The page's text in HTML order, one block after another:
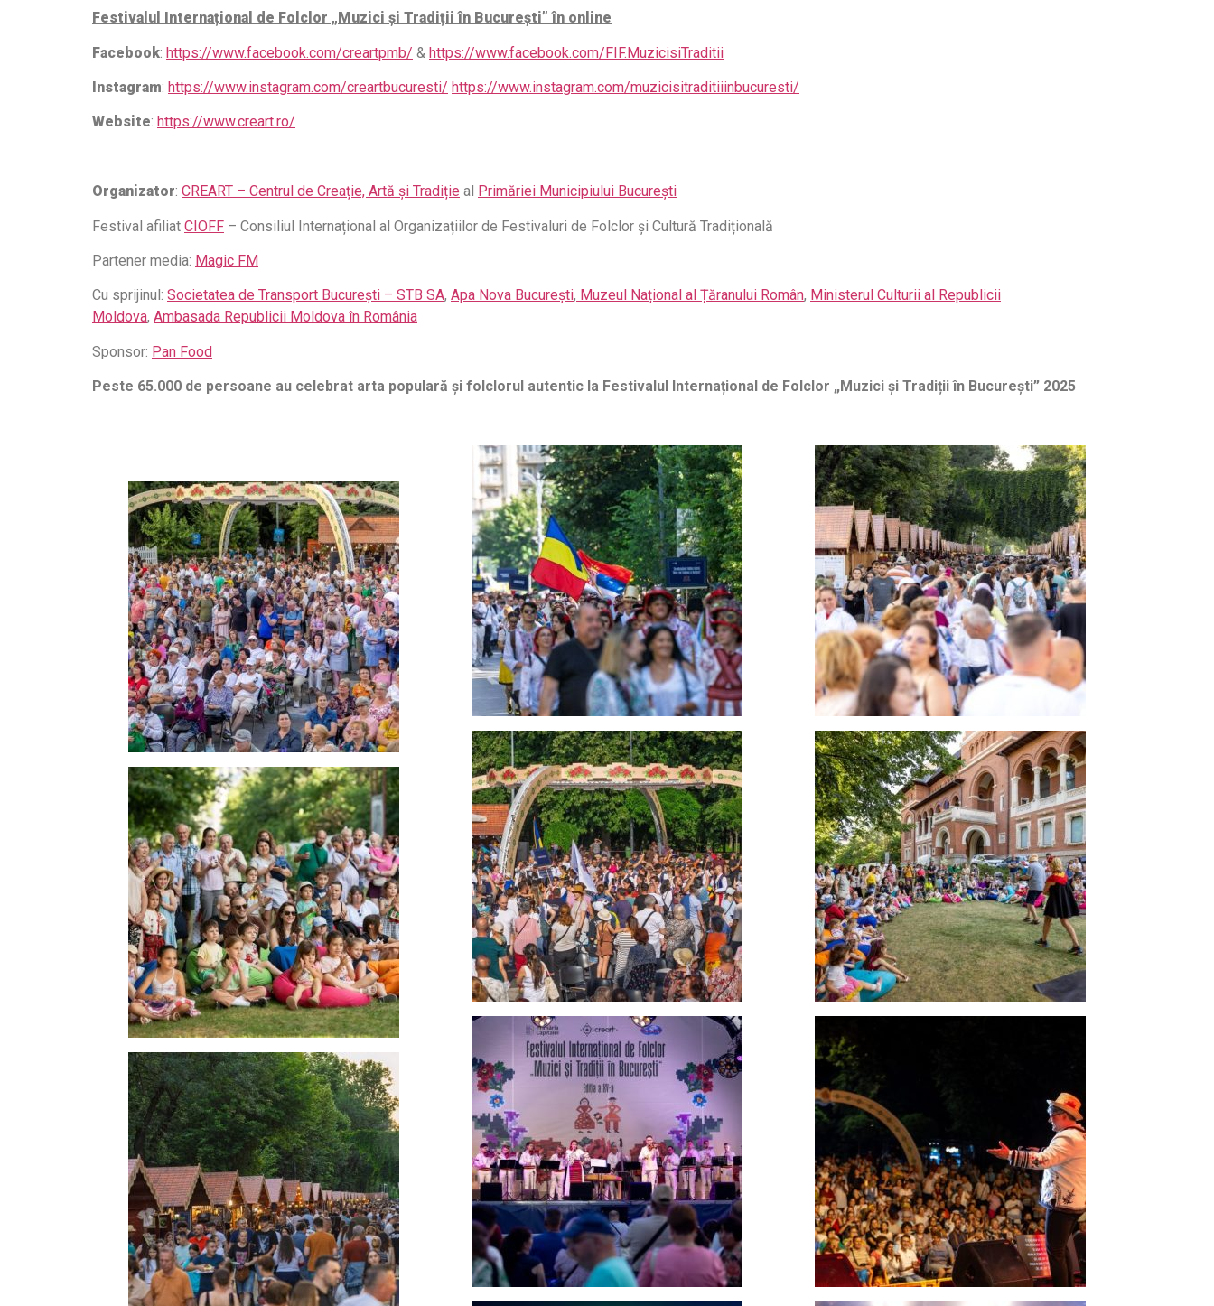
Festivalul Internațional de Folclor „Muzici și Tradiții în București” în online
Facebook: https://www.facebook.com/creartpmb/ & https://www.facebook.com/FIF.MuzicisiTraditii
Instagram: https://www.instagram.com/creartbucuresti/ https://www.instagram.com/muzicisitraditiiinbucuresti/
Website: https://www.creart.ro/
Organizator: CREART – Centrul de Creație, Artă și Tradiție al Primăriei Municipiului București
Festival afiliat CIOFF – Consiliul Internațional al Organizațiilor de Festivaluri de Folclor și Cultură Tradițională
Partener media: Magic FM
Cu sprijinul: Societatea de Transport București – STB SA, Apa Nova București, Muzeul Național al Țăranului Român, Ministerul Culturii al Republicii
Moldova, Ambasada Republicii Moldova în România
Sponsor: Pan Food
Peste 65.000 de persoane au celebrat arta populară și folclorul autentic la Festivalul Internațional de Folclor „Muzici și Tradiții în București” 2025